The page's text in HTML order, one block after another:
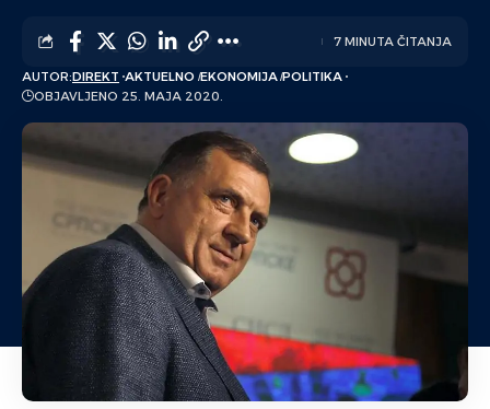
AUTOR:DIREKT AKTUELNO EKONOMIJA POLITIKA
OBJAVLJENO 25. MAJA 2020.
7 MINUTA ČITANJA